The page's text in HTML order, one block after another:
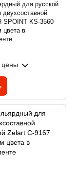
для русской
SPOINT KS-3560
цвета в